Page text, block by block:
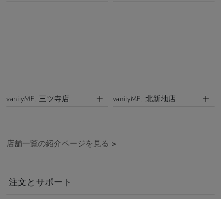
vanityME. 三ツ寺店 vanityME. 北新地店
店舗一覧の紹介ページを見る >
注文とサポート